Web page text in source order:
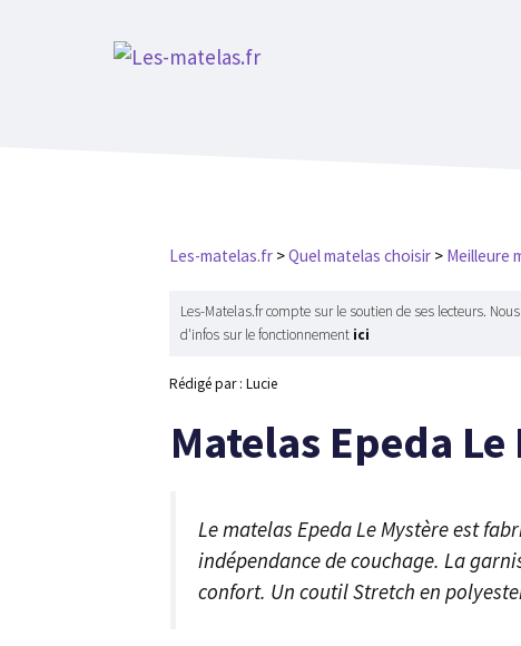
Les-matelas.fr >Quel matelas choisir > Meilleure
Les-Matelas.fr compte sur le soutien de ses lecteurs.
d'infos sur le fonctionnement ici
Rédigé par : Lucie
Matelas Epeda
Le matelas Epeda Le Mystère est
indépendance de couchage. La
confort. Un coutil Stretch en